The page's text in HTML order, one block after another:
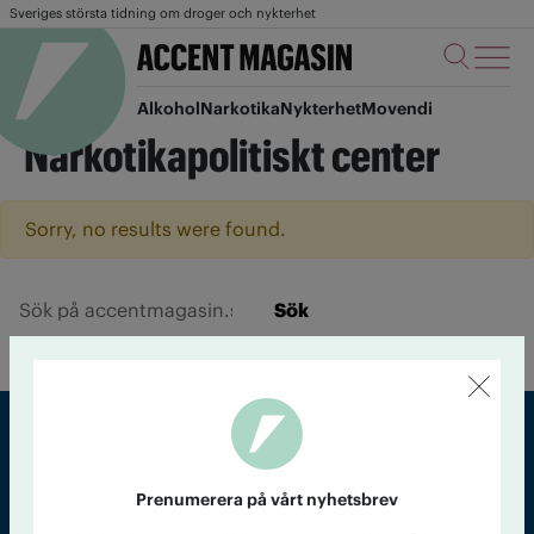
Sveriges största tidning om droger och nykterhet
AlkoholNarkotikaNykterhetMovendi
Narkotikapolitiskt center
Sorry, no results were found.
Sök
Prenumerera på vårt nyhetsbrev